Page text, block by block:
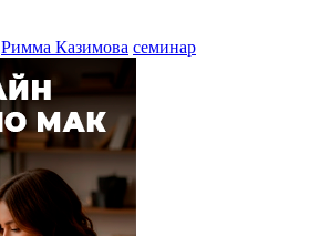
Римма Казимова семинар